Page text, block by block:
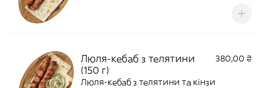
Люля-кебаб з телятини
(150 г)
380,00 ₴
Люля-кебаб з телятини та кінзи